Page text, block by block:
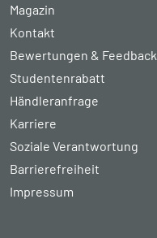
Magazin
Kontakt
Bewertungen & Feedback
Studentenrabatt
Händleranfrage
Karriere
Soziale Verantwortung
Barrierefreiheit
Impressum